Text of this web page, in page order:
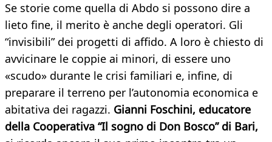
Se storie come quella di Abdo si possono dire a
lieto fine, il merito è anche degli operatori. Gli
“invisibili” dei progetti di affido. A loro è chiesto di
avvicinare le coppie ai minori, di essere uno
«scudo» durante le crisi familiari e, infine, di
preparare il terreno per l’autonomia economica e
abitativa dei ragazzi. Gianni Foschini, educatore
della Cooperativa “Il sogno di Don Bosco” di Bari,